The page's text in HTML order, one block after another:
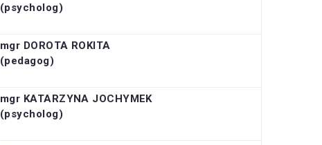
(psycholog)
mgr DOROTA ROKITA
(pedagog)
mgr KATARZYNA JOCHYMEK
(psycholog)